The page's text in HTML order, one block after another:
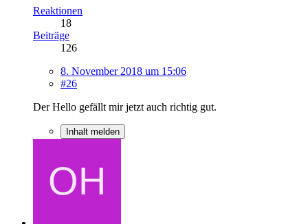
Reaktionen
18
Beiträge
126
8. November 2018 um 15:06
#26
Der Hello gefällt mir jetzt auch richtig gut.
Inhalt melden